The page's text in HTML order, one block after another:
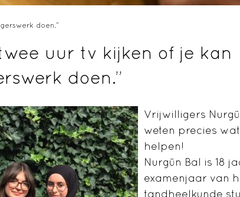
doen.”
uur tv kijken of je kan
doen.”
Vrijwilligers
weten precies
helpen!
Nurgün Bal is 18
examenjaar van
tandheelkunde